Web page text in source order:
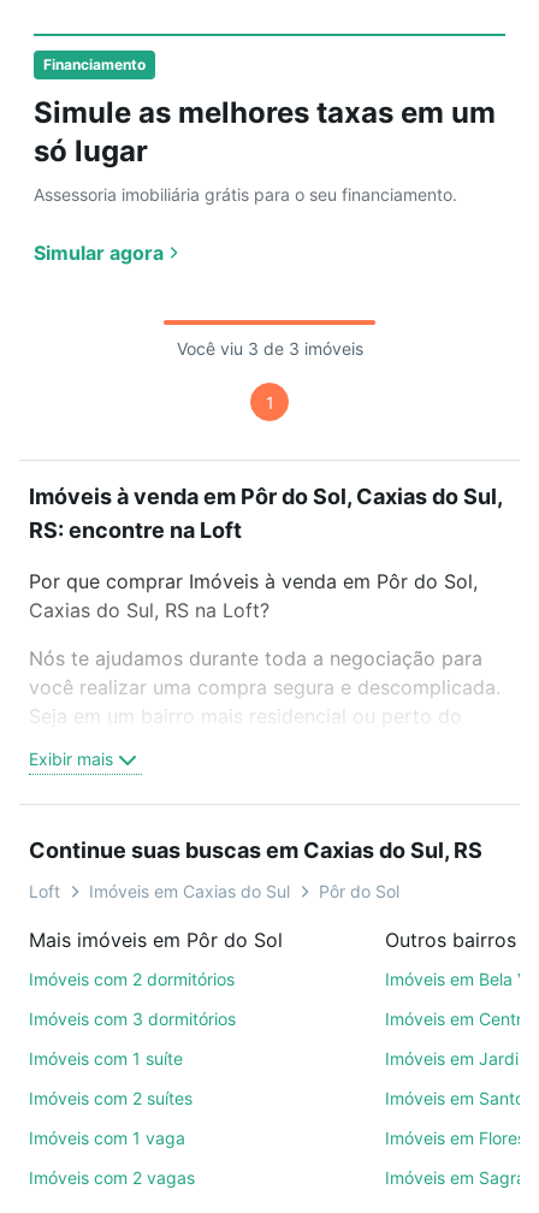
Financiamento
Simule as melhores taxas em um
só lugar
Assessoria imobiliária grátis para o seu financiamento.
Simular agora
Você viu 3 de 3 imóveis
1
Imóveis à venda em Pôr do Sol, Caxias do Sul,
RS: encontre na Loft
Por que comprar Imóveis à venda em Pôr do Sol,
Caxias do Sul, RS na Loft?
Nós te ajudamos durante toda a negociação para
você realizar uma compra segura e descomplicada.
Seja em um bairro mais residencial ou perto do
oferta ideal de Imóveis à venda em Pôr do Sol,
Caxias do Sul, RS para conquistar seu sonho.
é grátis, sem compromisso e você ainda conta com
mais de 46 mil corretores e imobiliárias te ajudando
Como escolher um imóvel?
Use barra de busca no topo para pesquisar por
também pode usar os filtros como quantidade de
quartos, suítes, com ou sem vaga de garagem para
combinar perfeitamente com o preço, metragem e
festas ou área verde e encontrar Imóveis à venda
Exibir mais
Continue suas buscas em Caxias do Sul, RS
Loft Imóveis em Caxias do Sul Pôr do Sol
Mais imóveis em Pôr do Sol
Imóveis com 2 dormitórios
Imóveis com 3 dormitórios
Imóveis com 1 suíte
Imóveis com 2 suítes
Imóveis com 1 vaga
Imóveis com 2 vagas
Imóveis em Bela
Imóveis em Centro
Imóveis em Jardim
Imóveis em Santo
Imóveis em
Imóveis em